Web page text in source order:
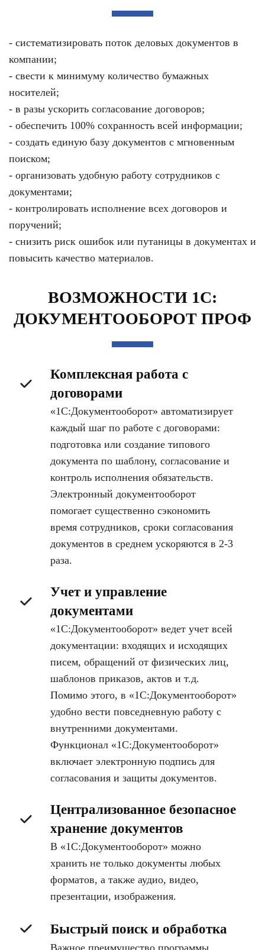
- систематизировать поток деловых документов в
компании;
- свести к минимуму количество бумажных
носителей;
- в разы ускорить согласование договоров;
- обеспечить 100% сохранность всей информации;
- создать единую базу документов с мгновенным
поиском;
- организовать удобную работу сотрудников с
документами;
- контролировать исполнение всех договоров и
поручений;
- снизить риск ошибок или путаницы в документах и
повысить качество материалов.
ВОЗМОЖНОСТИ 1С:
ДОКУМЕНТООБОРОТ ПРОФ
Комплексная работа с
договорами
«1С:Документооборот» автоматизирует
каждый шаг по работе с договорами:
подготовка или создание типового
документа по шаблону, согласование и
контроль исполнения обязательств.
Электронный документооборот
помогает существенно сэкономить
время сотрудников, сроки согласования
документов в среднем ускоряются в 2-3
раза.
Учет и управление
документами
«1С:Документооборот» ведет учет всей
документации: входящих и исходящих
писем, обращений от физических лиц,
шаблонов приказов, актов и т.д.
Помимо этого, в «1С:Документооборот»
удобно вести повседневную работу с
внутренними документами.
Функционал «1С:Документооборот»
включает электронную подпись для
согласования и защиты документов.
Централизованное безопасное
хранение документов
В «1С:Документооборот» можно
хранить не только документы любых
форматов, а также аудио, видео,
презентации, изображения.
Быстрый поиск и обработка